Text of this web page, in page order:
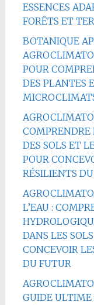
ESSENCES
FORÊTS ET
BOTANIQUE
POUR
DES PLANTES
DES SOLS ET
POUR
RÉSILIENTS
L’EAU :
DANS LES
CONCEVOIR
DU FUTUR
GUIDE ULTIME